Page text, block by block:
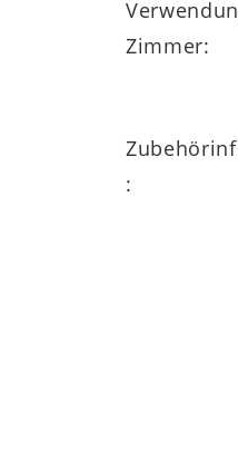
Zimmer:
: